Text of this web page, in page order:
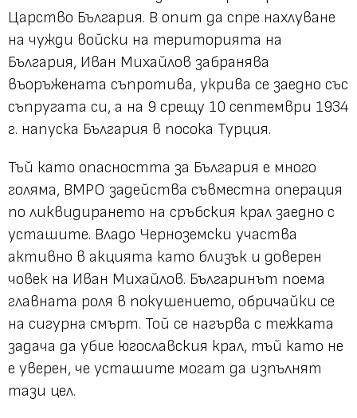
Царство България. В опит да спре нахлуване
на чужди войски на територията на
България, Иван Михайлов забранява
въоръжената съпротива, укрива се заедно със
съпругата си, а на 9 срещу 10 септември 1934
г. напуска България в посока Турция.
Тъй като опасността за България е много
голяма, ВМРО задейства съвместна операция
по ликвидирането на сръбския крал заедно с
усташите. Владо Черноземски участва
активно в акцията като близък и доверен
човек на Иван Михайлов. Българинът поема
главната роля в покушението, обричайки се
на сигурна смърт. Той се нагърва с тежката
задача да убие югославския крал, тъй като не
е уверен, че усташите могат да изпълнят
тази цел.